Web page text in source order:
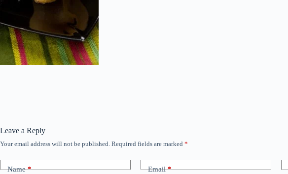
Leave a Reply
Your email address will not be published. Required fields are marked *
Name* Email*